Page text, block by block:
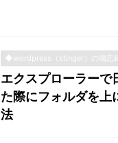
◆wordpress（stinger）の備忘録
エクスプローラーで
た際にフォルダを上
法